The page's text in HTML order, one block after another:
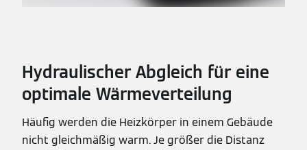
Hydraulischer Abgleich für eine
optimale Wärmeverteilung
Häufig werden die Heizkörper in einem Gebäude
nicht gleichmäßig warm. Je größer die Distanz